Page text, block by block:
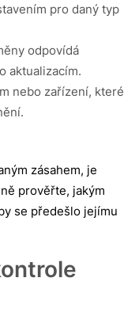
pro daný typ
odpovídá
aktualizacím.
nebo zařízení, které
zásahem, je
prověřte, jakým
se předešlo jejímu